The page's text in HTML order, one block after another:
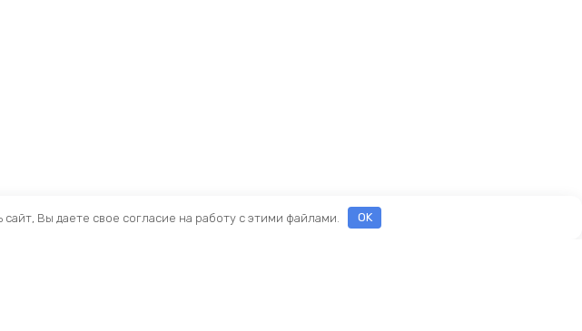
Вы даете свое согласие на работу с этими файлами. OK